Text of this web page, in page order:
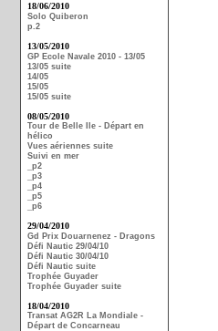
18/06/2010
Solo Quiberon
p.2
13/05/2010
GP Ecole Navale 2010 - 13/05
13/05 suite
14/05
15/05
15/05 suite
08/05/2010
Tour de Belle Ile - Départ en
hélico
Vues aériennes suite
Suivi en mer
_p2
_p3
_p4
_p5
_p6
29/04/2010
Gd Prix Douarnenez - Dragons
Défi Nautic 29/04/10
Défi Nautic 30/04/10
Défi Nautic suite
Trophée Guyader
Trophée Guyader suite
18/04/2010
Transat AG2R La Mondiale -
Départ de Concarneau